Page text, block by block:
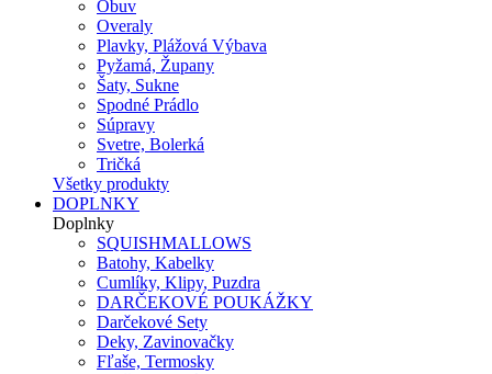
Obuv
Overaly
Plavky, Plážová Výbava
Pyžamá, Župany
Šaty, Sukne
Spodné Prádlo
Súpravy
Svetre, Bolerká
Tričká
Všetky produkty
DOPLNKY
Doplnky
SQUISHMALLOWS
Batohy, Kabelky
Cumlíky, Klipy, Puzdra
DARČEKOVÉ POUKÁŽKY
Darčekové Sety
Deky, Zavinovačky
Fľaše, Termosky